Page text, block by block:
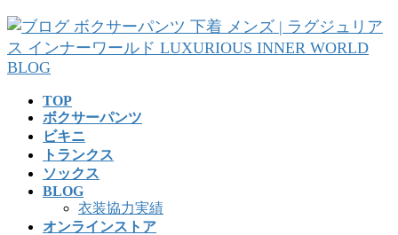
コ
ン
テ
ン
ナ
ビ
ゲ
ー
TOP
ボクサーパンツ
ビキニ
トランクス
ソックス
BLOG
衣装協力実績
オンラインストア